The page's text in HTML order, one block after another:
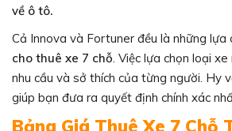
về ô tô.
Cả Innova và Fortuner đều là những lựa
cho thuê xe 7 chỗ. Việc lựa chọn loại
nhu cầu và sở thích của từng người. Hy
giúp bạn đưa ra quyết định chính xác